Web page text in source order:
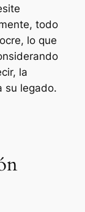
todo
lo que
la
su legado.